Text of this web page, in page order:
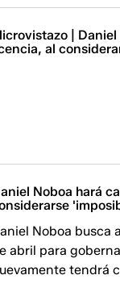
|
al
Noboa hará
Noboa busca
abril para
tendrá